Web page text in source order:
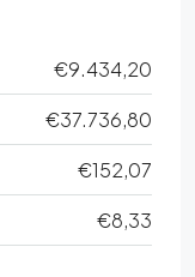
€9.434,20
€37.736,80
€152,07
€8,33